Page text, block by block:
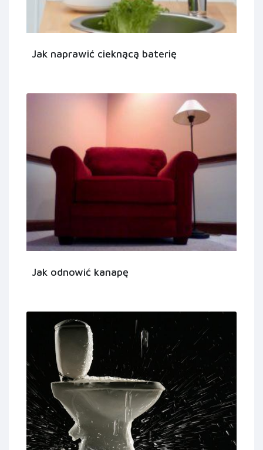
Jak naprawić cieknącą baterię
Jak odnowić kanapę